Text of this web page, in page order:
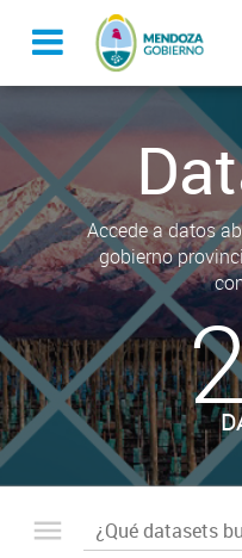
Accede a datos
gobierno